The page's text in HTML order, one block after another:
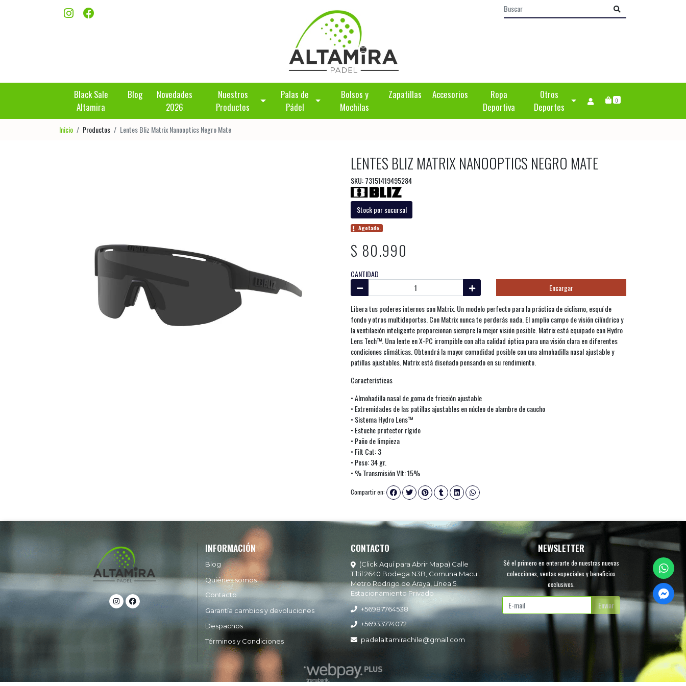
Black Sale
Altamira
Blog
Novedades
2026
Nuestros
Productos
Palas de
Pádel
Bolsos y
Mochilas
Zapatillas Accesorios
Ropa
Deportiva
Otros
Deportes
0
Inicio Productos Lentes Bliz Matrix Nanooptics Negro Mate
LENTES BLIZ MATRIX NANOOPTICS NEGRO MATE
SKU: 73151419495284
Stock por sucursal
Agotado.
$ 80.990
CANTIDAD
Encargar
Libera tus poderes internos con Matrix. Un modelo perfecto para la práctica de ciclismo, esquí de
fondo y otros multideportes. Con Matrix nunca te perderás nada. El amplio campo de visión cilíndrico y
la ventilación inteligente proporcionan siempre la mejor visión posible. Matrix está equipado con Hydro
Lens Tech™. Una lente en X-PC irrompible con alta calidad óptica para una visión clara en diferentes
condiciones climáticas. Obtendrá la mayor comodidad posible con una almohadilla nasal ajustable y
patillas ajustables. Matrix está diseñado pensando en su rendimiento.
Características
• Almohadilla nasal de goma de fricción ajustable
• Extremidades de las patillas ajustables en núcleo de alambre de caucho
• Sistema Hydro Lens™
• Estuche protector rígido
• Paño de limpieza
• Filt Cat: 3
• Peso: 34 gr.
• % Transmisión Vlt: 15%
Compartir en:
INFORMACIÓN
Blog
Quiénes somos
Contacto
Garantía cambios y devoluciones
Despachos
Términos y Condiciones
CONTACTO
(Click Aquí para Abrir Mapa) Calle
Tiltil 2640 Bodega N3B, Comuna Macul.
Metro Rodrigo de Araya, Línea 5.
Estacionamiento Privado
+56987764538
+56933774072
padelaltamirachile@gmail.com
NEWSLETTER
Sé el primero en enterarte de nuestras nuevas
colecciones, ventas especiales y beneficios
exclusivos.
Enviar